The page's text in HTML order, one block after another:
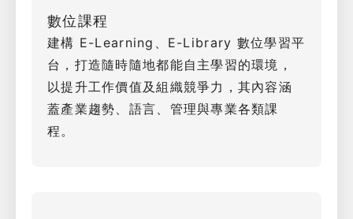
數位課程
建構 E-Learning、E-Library 數位學習平
台，打造隨時隨地都能自主學習的環境，
以提升工作價值及組織競爭力，其內容涵
蓋產業趨勢、語言、管理與專業各類課
程。